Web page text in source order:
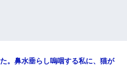
。鼻水垂らし嗚咽する私に、猫が